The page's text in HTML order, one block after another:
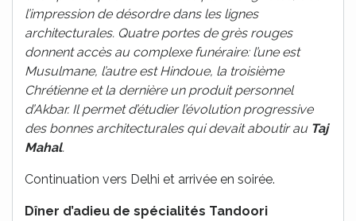
l’impression de désordre dans les lignes
architecturales. Quatre portes de grès rouges
donnent accès au complexe funéraire: l’une est
Musulmane, l’autre est Hindoue, la troisième
Chrétienne et la dernière un produit personnel
d’Akbar. Il permet d’étudier l’évolution progressive
des bonnes architecturales qui devait aboutir au Taj
Mahal.
Continuation vers Delhi et arrivée en soirée.
Dîner d’adieu de spécialités Tandoori